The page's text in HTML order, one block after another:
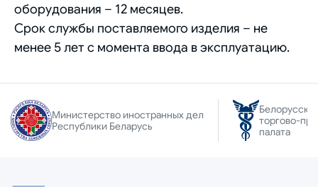
оборудования – 12 месяцев.
Срок службы поставляемого изделия – не
менее 5 лет с момента ввода в эксплуатацию.
Министерство иностранных дел
Республики Беларусь
Белорусская
торгово-
палата